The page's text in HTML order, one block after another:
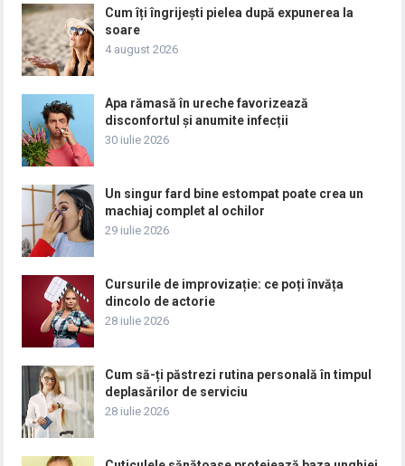
Cum îți îngrijești pielea după expunerea la
soare
4 august 2026
Apa rămasă în ureche favorizează
disconfortul și anumite infecții
30 iulie 2026
Un singur fard bine estompat poate crea un
machiaj complet al ochilor
29 iulie 2026
Cursurile de improvizație: ce poți învăța
dincolo de actorie
28 iulie 2026
Cum să-ți păstrezi rutina personală în timpul
deplasărilor de serviciu
28 iulie 2026